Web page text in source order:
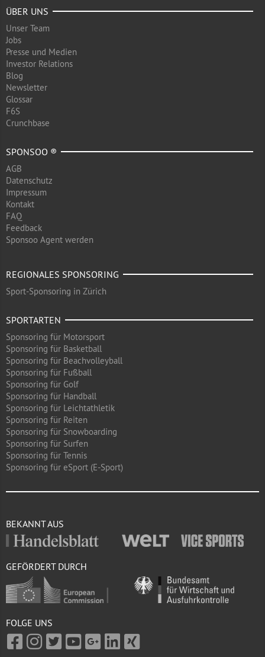
ÜBER UNS
Unser Team
Jobs
Presse und Medien
Investor Relations
Blog
Newsletter
Glossar
F6S
Crunchbase
SPONSOO ®
AGB
Datenschutz
Impressum
Kontakt
FAQ
Feedback
Sponsoo Agent werden
REGIONALES SPONSORING
Sport-Sponsoring in Zürich
SPORTARTEN
Sponsoring für Motorsport
Sponsoring für Basketball
Sponsoring für Beachvolleyball
Sponsoring für Fußball
Sponsoring für Golf
Sponsoring für Handball
Sponsoring für Leichtathletik
Sponsoring für Reiten
Sponsoring für Snowboarding
Sponsoring für Surfen
Sponsoring für Tennis
Sponsoring für eSport (E-Sport)
BEKANNT AUS
GEFÖRDERT DURCH
FOLGE UNS